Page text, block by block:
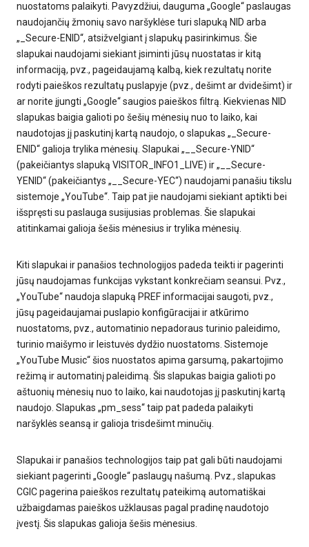
nuostatoms palaikyti. Pavyzdžiui, dauguma „Google“ paslaugas
naudojančių žmonių savo naršyklėse turi slapuką NID arba
„_Secure-ENID“, atsižvelgiant į slapukų pasirinkimus. Šie
slapukai naudojami siekiant įsiminti jūsų nuostatas ir kitą
informaciją, pvz., pageidaujamą kalbą, kiek rezultatų norite
rodyti paieškos rezultatų puslapyje (pvz., dešimt ar dvidešimt) ir
ar norite įjungti „Google“ saugios paieškos filtrą. Kiekvienas NID
slapukas baigia galioti po šešių mėnesių nuo to laiko, kai
naudotojas jį paskutinį kartą naudojo, o slapukas „_Secure-
ENID“ galioja trylika mėnesių. Slapukai „__Secure-YNID“
(pakeičiantys slapuką VISITOR_INFO1_LIVE) ir „__Secure-
YENID“ (pakeičiantys „__Secure-YEC“) naudojami panašiu tikslu
sistemoje „YouTube“. Taip pat jie naudojami siekiant aptikti bei
išspręsti su paslauga susijusias problemas. Šie slapukai
atitinkamai galioja šešis mėnesius ir trylika mėnesių.
Kiti slapukai ir panašios technologijos padeda teikti ir pagerinti
jūsų naudojamas funkcijas vykstant konkrečiam seansui. Pvz.,
„YouTube“ naudoja slapuką PREF informacijai saugoti, pvz.,
jūsų pageidaujamai puslapio konfigūracijai ir atkūrimo
nuostatoms, pvz., automatinio nepadoraus turinio paleidimo,
turinio maišymo ir leistuvės dydžio nuostatoms. Sistemoje
„YouTube Music“ šios nuostatos apima garsumą, pakartojimo
režimą ir automatinį paleidimą. Šis slapukas baigia galioti po
aštuonių mėnesių nuo to laiko, kai naudotojas jį paskutinį kartą
naudojo. Slapukas „pm_sess“ taip pat padeda palaikyti
naršyklės seansą ir galioja trisdešimt minučių.
Slapukai ir panašios technologijos taip pat gali būti naudojami
siekiant pagerinti „Google“ paslaugų našumą. Pvz., slapukas
CGIC pagerina paieškos rezultatų pateikimą automatiškai
užbaigdamas paieškos užklausas pagal pradinę naudotojo
įvestį. Šis slapukas galioja šešis mėnesius.